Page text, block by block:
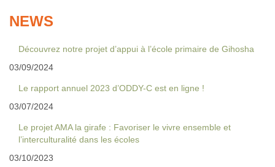
NEWS
Découvrez notre projet d’appui à l’école primaire de Gihosha
03/09/2024
Le rapport annuel 2023 d’ODDY-C est en ligne !
03/07/2024
Le projet AMA la girafe : Favoriser le vivre ensemble et
l’interculturalité dans les écoles
03/10/2023